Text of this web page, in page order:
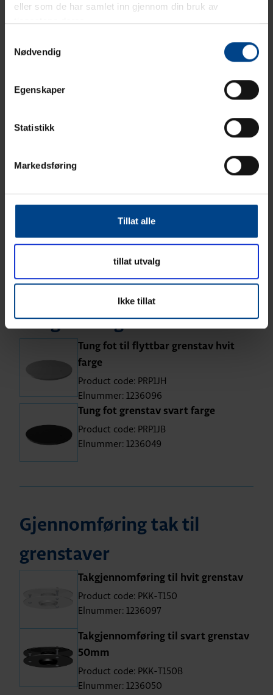
eller som de har samlet inn gjennom din bruk av
tjenestene deres.
Nødvendig
Egenskaper
Statistikk
Markedsføring
Tillat alle
tillat utvalg
Ikke tillat
Flyttbar grenstav 6 stikk og 2 data
FTP
stikk og 4 x data kat 6 FTP skjermet
Flyttbar grenstav hvit farge med 12 x
stikk og 8 x data kat 6 FTP skjermet
Flyttbar svart grenstav med
12xstikk og 8xdata FTP
Product code: PRP-G686B
Tung fot til grenstaver
Tung fot til flyttbar grenstav hvit
farge
Product code: PRP1JH
Elnummer: 1236096
Tung fot grenstav svart farge
Product code: PRP1JB
Elnummer: 1236049
Gjennomføring tak til
grenstaver
Takgjennomføring til hvit grenstav
Product code: PKK-T150
Elnummer: 1236097
Takgjennomføring til svart grenstav
50mm
Product code: PKK-T150B
Elnummer: 1236050